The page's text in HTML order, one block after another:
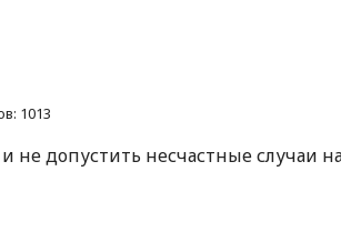
1013
допустить несчастные случаи